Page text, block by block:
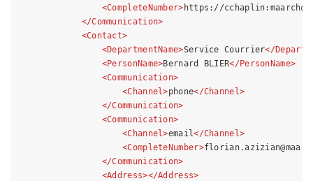
<CompleteNumber> https://
</Communication>
<Contact>
<DepartmentName>Service Courrier</
<PersonName>Bernard BLIER</PersonName>
<Communication>
<Channel>phone</Channel>
</Communication>
<Communication>
<Channel>email</Channel>
<CompleteNumber>
</Communication>
<Address></Address>